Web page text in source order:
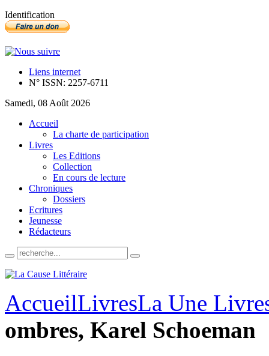
Identification
Liens internet
N° ISSN: 2257-6711
Samedi, 08 Août 2026
Accueil
La charte de participation
Livres
Les Editions
Collection
En cours de lecture
Chroniques
Dossiers
Ecritures
Jeunesse
Rédacteurs
AccueilLivresLa Une
ombres, Karel Schoeman